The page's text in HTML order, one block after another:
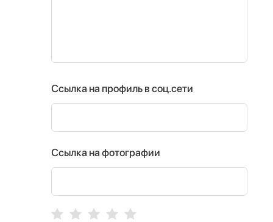
Ссылка на профиль в соц.сети
Ссылка на фотографии